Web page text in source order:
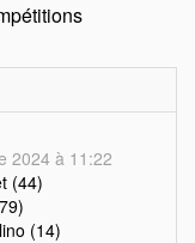
2024 à 11:22
(44)
(14)